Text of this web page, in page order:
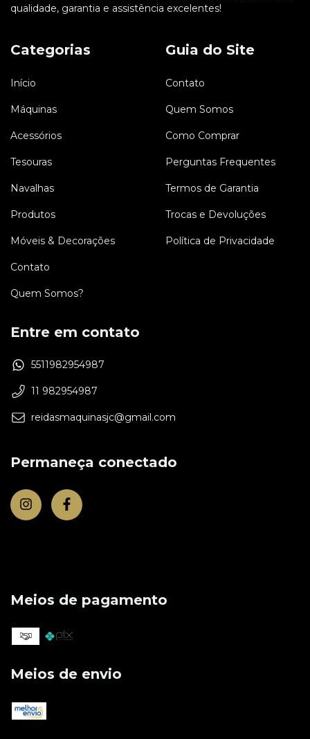
qualidade, garantia e assistência excelentes!
Categorias
Início
Máquinas
Acessórios
Tesouras
Navalhas
Produtos
Móveis & Decorações
Contato
Quem Somos?
Guia do Site
Contato
Quem Somos
Como Comprar
Perguntas Frequentes
Termos de Garantia
Trocas e Devoluções
Política de Privacidade
Entre em contato
5511982954987
11 982954987
reidasmaquinasjc@gmail.com
Permaneça conectado
Meios de pagamento
Meios de envio